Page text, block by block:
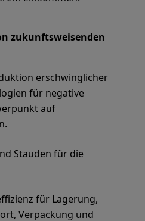
zukunftsweisenden
erschwinglicher
für negative
auf
Stauden für die
für Lagerung,
Verpackung und